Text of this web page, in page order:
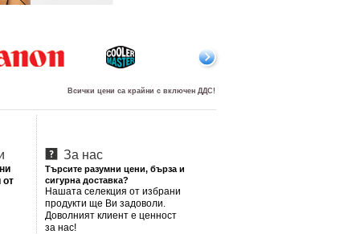
Всички цени са крайни с включен ДДС!
от
За нас
Търсите разумни цени, бърза и
сигурна доставка?
Нашата селекция от избрани
продукти ще Ви задоволи.
Доволният клиент е ценност
за нас!